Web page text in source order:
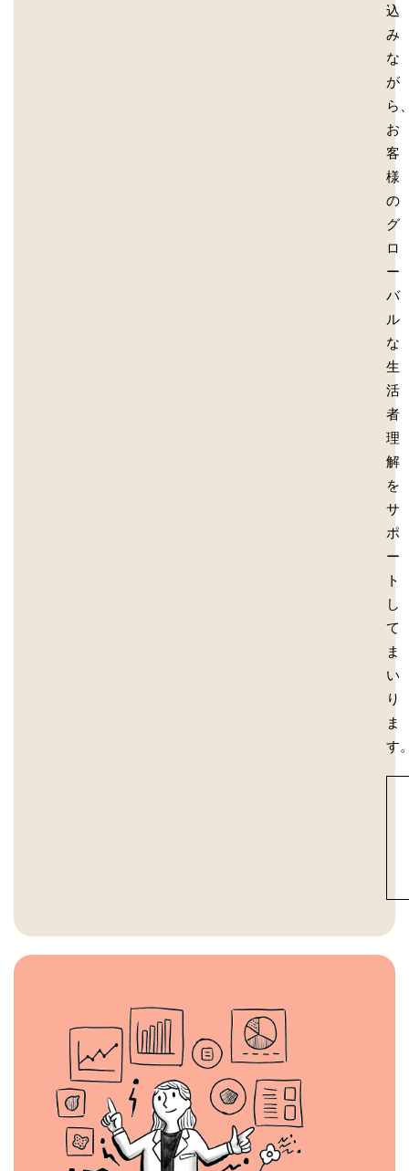
込
み
な
が
ら
お
客
様
の
グ
ロ
ー
バ
ル
な
生
活
者
理
解
を
サ
ポ
ー
ト
し
て
ま
い
り
ま
す